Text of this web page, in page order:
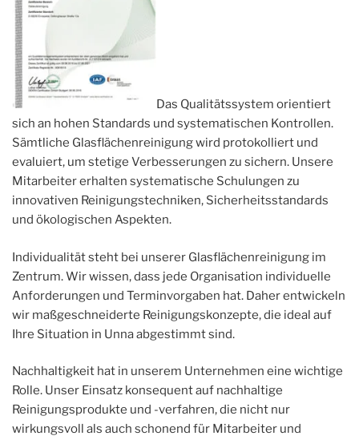
Das Qualitätssystem orientiert
sich an hohen Standards und systematischen Kontrollen.
Sämtliche Glasflächenreinigung wird protokolliert und
evaluiert, um stetige Verbesserungen zu sichern. Unsere
Mitarbeiter erhalten systematische Schulungen zu
innovativen Reinigungstechniken, Sicherheitsstandards
und ökologischen Aspekten.
Individualität steht bei unserer Glasflächenreinigung im
Zentrum. Wir wissen, dass jede Organisation individuelle
Anforderungen und Terminvorgaben hat. Daher entwickeln
wir maßgeschneiderte Reinigungskonzepte, die ideal auf
Ihre Situation in Unna abgestimmt sind.
Nachhaltigkeit hat in unserem Unternehmen eine wichtige
Rolle. Unser Einsatz konsequent auf nachhaltige
Reinigungsprodukte und -verfahren, die nicht nur
wirkungsvoll als auch schonend für Mitarbeiter und